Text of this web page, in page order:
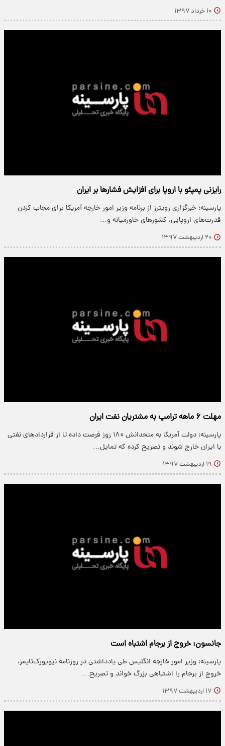
۱۰ خرداد ۱۳۹۷
رایزنی پمپئو با اروپا برای افزایش فشار‌ها بر ایران
پارسینه: خبرگزاری رویترز از برنامه وزیر امور خارجه آمریکا برای مجاب کردن
قدرت‌های اروپایی، کشور‌های خاورمیانه و…
۲۰ اردیبهشت ۱۳۹۷
مهلت ۶ ماهه ترامپ به مشتریان نفت ایران
پارسینه: دولت آمریکا به متحدانش ۱۸۰ روز فرصت داده تا از قراردادهای نفتی
با ایران خارج شوند و تصریح کرده که تمایل…
۱۹ اردیبهشت ۱۳۹۷
جانسون: خروج از برجام اشتباه است
پارسینه: وزیر امور خارجه انگلیس طی یادداشتی در روزنامه نیویورک‌تایمز،
خروج از برجام را اشتباهی بزرگ خواند و تصریح…
۱۷ اردیبهشت ۱۳۹۷